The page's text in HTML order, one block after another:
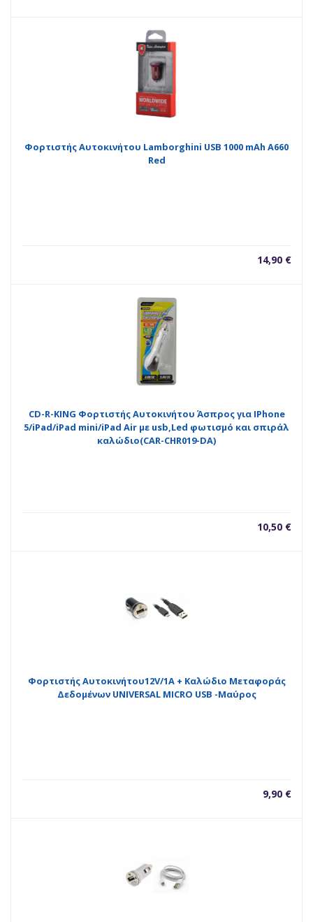
Φορτιστής Αυτοκινήτου Lamborghini USB 1000 mAh A660
Red
14,90 €
CD-R-KING Φορτιστής Αυτοκινήτου Άσπρος για IPhone
5/iPad/iPad mini/iPad Air με usb,Led φωτισμό και σπιράλ
καλώδιο(CAR-CHR019-DA)
10,50 €
Φορτιστής Αυτοκινήτου12V/1A + Καλώδιο Μεταφοράς
Δεδομένων UNIVERSAL MICRO USB -Μαύρος
9,90 €